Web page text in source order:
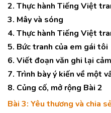
2. Thực hành Tiếng Việt
3. Mây và sóng
4. Thực hành Tiếng Việt
5. Bức tranh của em gái tôi
6. Viết đoạn văn ghi lại
7. Trình bày ý kiến về một
8. Củng cố, mở rộng Bài 2
Bài 3: Yêu thương và chia sẻ